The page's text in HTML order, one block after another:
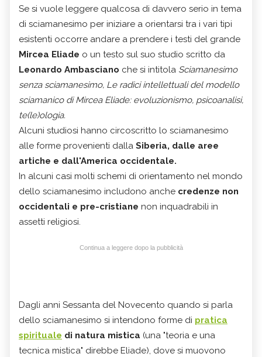
Se si vuole leggere qualcosa di davvero serio in tema
di sciamanesimo per iniziare a orientarsi tra i vari tipi
esistenti occorre andare a prendere i testi del grande
Mircea Eliade o un testo sul suo studio scritto da
Leonardo Ambasciano che si intitola Sciamanesimo
senza sciamanesimo, Le radici intellettuali del modello
sciamanico di Mircea Eliade: evoluzionismo, psicoanalisi,
te(le)ologia.
Alcuni studiosi hanno circoscritto lo sciamanesimo
alle forme provenienti dalla Siberia, dalle aree
artiche e dall'America occidentale.
In alcuni casi molti schemi di orientamento nel mondo
dello sciamanesimo includono anche credenze non
occidentali e pre-cristiane non inquadrabili in
assetti religiosi.
Continua a leggere dopo la pubblicità
Dagli anni Sessanta del Novecento quando si parla
dello sciamanesimo si intendono forme di pratica
spirituale di natura mistica (una "teoria e una
tecnica mistica" direbbe Eliade), dove si muovono